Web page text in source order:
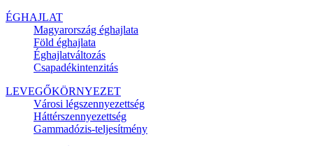
ÉGHAJLAT
Magyarország éghajlata
Föld éghajlata
Éghajlatváltozás
Csapadékintenzitás
LEVEGŐKÖRNYEZET
Városi légszennyezettség
Háttérszennyezettség
Gammadózis-teljesítmény